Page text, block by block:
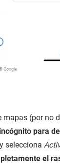
Google
(por no
para
selecciona
el